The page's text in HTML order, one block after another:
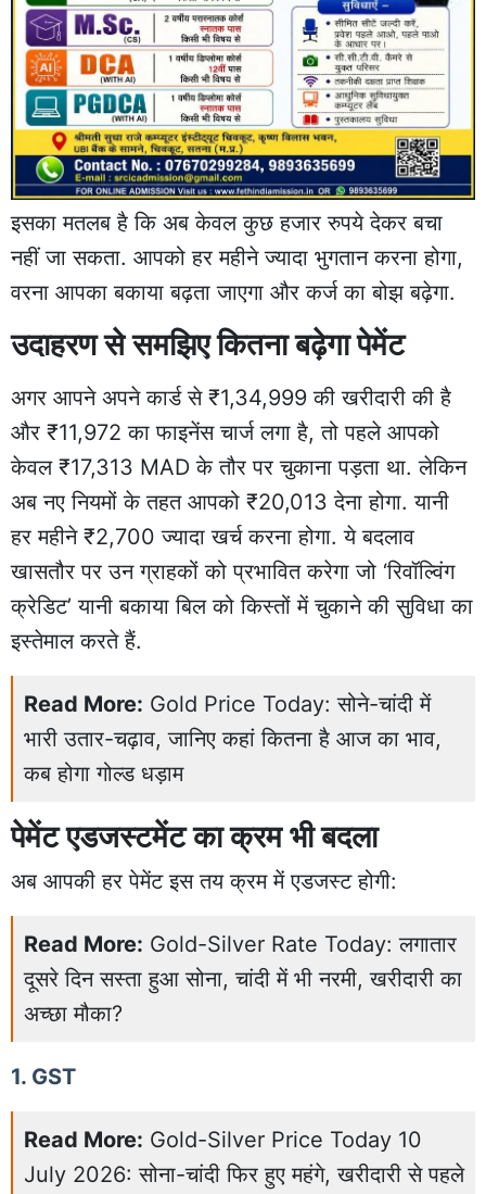
इसका मतलब है कि अब केवल कुछ हजार रुपये देकर बचा
नहीं जा सकता. आपको हर महीने ज्यादा भुगतान करना होगा,
वरना आपका बकाया बढ़ता जाएगा और कर्ज का बोझ बढ़ेगा.
उदाहरण से समझिए कितना बढ़ेगा पेमेंट
अगर आपने अपने कार्ड से ₹1,34,999 की खरीदारी की है
और ₹11,972 का फाइनेंस चार्ज लगा है, तो पहले आपको
केवल ₹17,313 MAD के तौर पर चुकाना पड़ता था. लेकिन
अब नए नियमों के तहत आपको ₹20,013 देना होगा. यानी
हर महीने ₹2,700 ज्यादा खर्च करना होगा. ये बदलाव
खासतौर पर उन ग्राहकों को प्रभावित करेगा जो ‘रिवॉल्विंग
क्रेडिट’ यानी बकाया बिल को किस्तों में चुकाने की सुविधा का
इस्तेमाल करते हैं.
Read More: Gold Price Today: सोने-चांदी में
भारी उतार-चढ़ाव, जानिए कहां कितना है आज का भाव,
कब होगा गोल्ड धड़ाम
पेमेंट एडजस्टमेंट का क्रम भी बदला
अब आपकी हर पेमेंट इस तय क्रम में एडजस्ट होगी:
Read More: Gold-Silver Rate Today: लगातार
दूसरे दिन सस्ता हुआ सोना, चांदी में भी नरमी, खरीदारी का
अच्छा मौका?
1. GST
Read More: Gold-Silver Price Today 10
July 2026: सोना-चांदी फिर हुए महंगे, खरीदारी से पहले